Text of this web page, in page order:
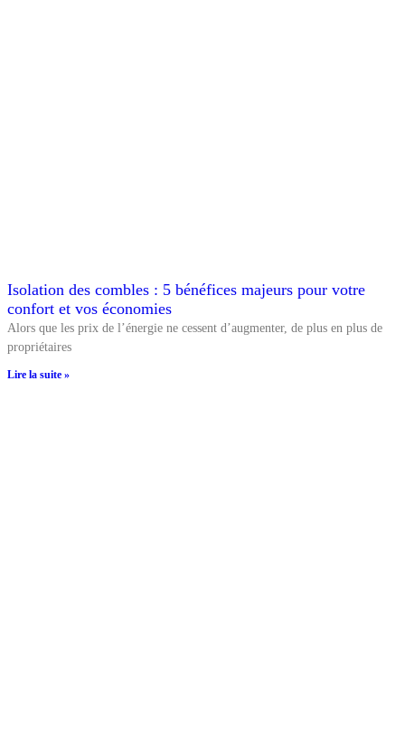
Isolation des combles : 5 bénéfices majeurs pour votre
confort et vos économies
Alors que les prix de l’énergie ne cessent d’augmenter, de plus en plus de
propriétaires
Lire la suite »